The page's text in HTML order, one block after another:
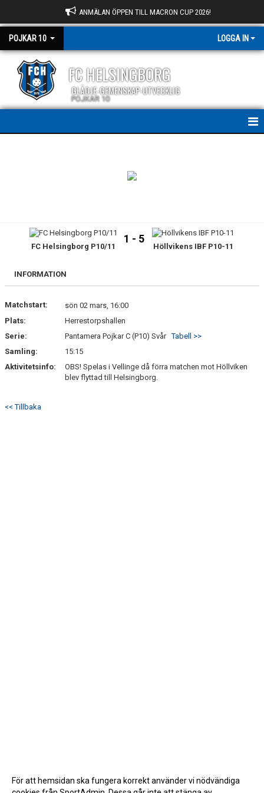
ANMÄLAN ÖPPEN TILL MACRON CUP 2026!
POJKAR 10 LOGGA IN
FC HELSINGBORG
GLÄDJE-GEMENSKAP-UTVECKLIG
POJKAR 10
TRUPPEN
BILDGALLERI
KONTAKT
FC Helsingborg P10/11
1 - 5
Höllvikens IBF P10-11
INFORMATION
Matchstart:
sön 02 mars, 16:00
Plats:
Herrestorpshallen
Serie:
Pantamera Pojkar C (P10) SvårTabell >>
Samling:
15:15
Aktivitetsinfo:
OBS! Spelas i Vellinge då förra matchen mot Höllviken
blev flyttad till Helsingborg.
<< Tillbaka
För att hemsidan ska fungera korrekt använder vi nödvändiga